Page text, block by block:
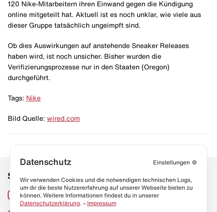
120 Nike-Mitarbeitern ihren Einwand gegen die Kündigung
online mitgeteilt hat. Aktuell ist es noch unklar, wie viele aus
dieser Gruppe tatsächlich ungeimpft sind.
Ob dies Auswirkungen auf anstehende Sneaker Releases
haben wird, ist noch unsicher. Bisher wurden die
Verifizierungsprozesse nur in den Staaten (Oregon)
durchgeführt.
Tags: Nike
Bild Quelle: wired.com
Social Media
Instagram
Links
Sneaker Lexikon
Resell Guide
Datenschutz Einstellungen ⚙️
Wir verwenden Cookies und die notwendigen technischen Logs,
um dir die beste Nutzererfahrung auf unserer Webseite bieten zu
können. Weitere Informationen findest du in unserer
Datenschutzerklärung. – Impressum